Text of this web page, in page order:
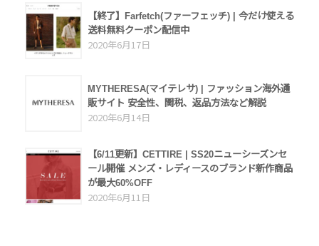
【終了】Farfetch(ファーフェッチ) | 今だけ使える
送料無料クーポン配信中
2020年6月17日
MYTHERESA(マイテレサ) | ファッション海外通
販サイト 安全性、関税、返品方法など解説
2020年6月14日
【6/11更新】CETTIRE | SS20ニューシーズンセ
ール開催 メンズ・レディースのブランド新作商品
が最大60%OFF
2020年6月11日